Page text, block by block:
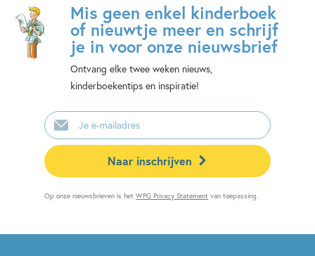
Mis geen enkel kinderboek
of nieuwtje meer en schrijf
je in voor onze nieuwsbrief
Ontvang elke twee weken nieuws,
kinderboekentips en inspiratie!
E-
mailadres
Naar inschrijven
Op onze nieuwsbrieven is hetWPG Privacy Statement van toepassing.